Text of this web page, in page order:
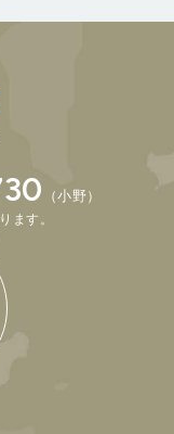
（小野）
ます。